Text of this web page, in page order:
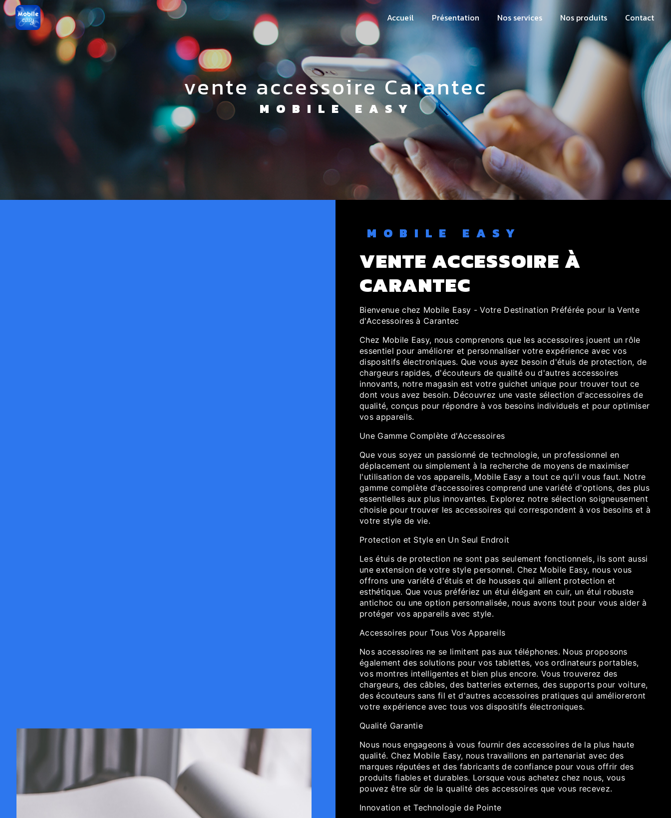
Accueil Présentation Nos services Nos produits Contact
vente accessoire Carantec
MOBILE EASY
MOBILE EASY
VENTE ACCESSOIRE À
CARANTEC
Bienvenue chez Mobile Easy - Votre Destination Préférée pour la Vente
d'Accessoires à Carantec
Chez Mobile Easy, nous comprenons que les accessoires jouent un rôle
essentiel pour améliorer et personnaliser votre expérience avec vos
dispositifs électroniques. Que vous ayez besoin d'étuis de protection, de
chargeurs rapides, d'écouteurs de qualité ou d'autres accessoires
innovants, notre magasin est votre guichet unique pour trouver tout ce
dont vous avez besoin. Découvrez une vaste sélection d'accessoires de
qualité, conçus pour répondre à vos besoins individuels et pour optimiser
vos appareils.
Une Gamme Complète d'Accessoires
Que vous soyez un passionné de technologie, un professionnel en
déplacement ou simplement à la recherche de moyens de maximiser
l'utilisation de vos appareils, Mobile Easy a tout ce qu'il vous faut. Notre
gamme complète d'accessoires comprend une variété d'options, des plus
essentielles aux plus innovantes. Explorez notre sélection soigneusement
choisie pour trouver les accessoires qui correspondent à vos besoins et à
votre style de vie.
Protection et Style en Un Seul Endroit
Les étuis de protection ne sont pas seulement fonctionnels, ils sont aussi
une extension de votre style personnel. Chez Mobile Easy, nous vous
offrons une variété d'étuis et de housses qui allient protection et
esthétique. Que vous préfériez un étui élégant en cuir, un étui robuste
antichoc ou une option personnalisée, nous avons tout pour vous aider à
protéger vos appareils avec style.
Accessoires pour Tous Vos Appareils
Nos accessoires ne se limitent pas aux téléphones. Nous proposons
également des solutions pour vos tablettes, vos ordinateurs portables,
vos montres intelligentes et bien plus encore. Vous trouverez des
chargeurs, des câbles, des batteries externes, des supports pour voiture,
des écouteurs sans fil et d'autres accessoires pratiques qui amélioreront
votre expérience avec tous vos dispositifs électroniques.
Qualité Garantie
Nous nous engageons à vous fournir des accessoires de la plus haute
qualité. Chez Mobile Easy, nous travaillons en partenariat avec des
marques réputées et des fabricants de confiance pour vous offrir des
produits fiables et durables. Lorsque vous achetez chez nous, vous
pouvez être sûr de la qualité des accessoires que vous recevez.
Innovation et Technologie de Pointe
Panneau de gestion des cookies